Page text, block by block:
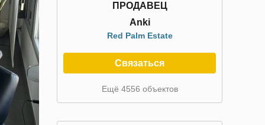
ПРОДАВЕЦ
Anki
Red Palm Estate
Связаться
Ещё 4556 объектов